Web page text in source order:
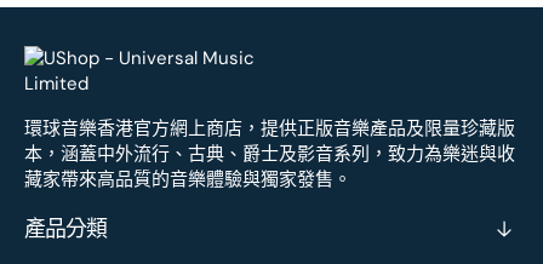
環球音樂香港官方網上商店，提供正版音樂產品及限量珍藏版
本，涵蓋中外流行、古典、爵士及影音系列，致力為樂迷與收
藏家帶來高品質的音樂體驗與獨家發售。
產品分類